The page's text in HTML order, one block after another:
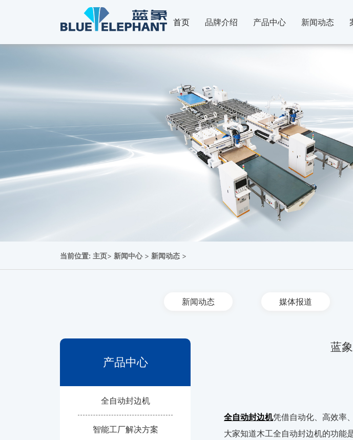
首页 品牌介绍 产品中心 新闻动态
当前位置: 主页> 新闻中心> 新闻动态 >
新闻动态 媒体报道
产品中心
全自动封边机
智能工厂解决方案
蓝
全自动封边机凭借自动化、高效率
大家知道木工全自动封边机的功能